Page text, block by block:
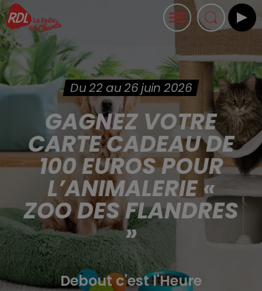
Du 22 au 26 juin 2026
GAGNEZ VOTRE
CARTE CADEAU DE
100 EUROS POUR
L’ANIMALERIE «
ZOO DES FLANDRES
»
Debout c'est l'Heure